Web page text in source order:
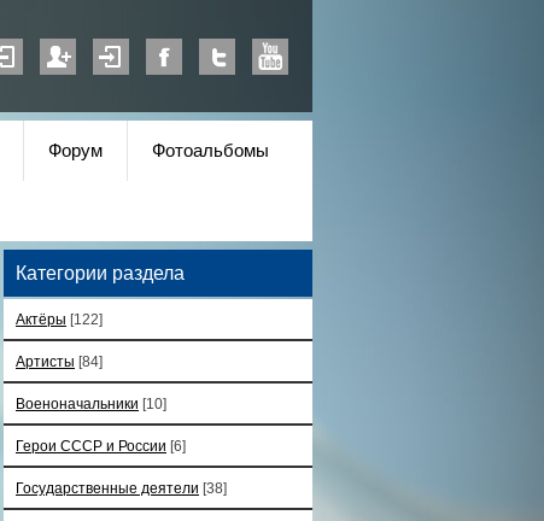
Форум Фотоальбомы
Категории раздела
Актёры [122]
Артисты [84]
Военоначальники [10]
Герои СССР и России [6]
Государственные деятели [38]